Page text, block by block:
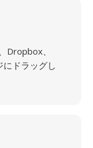
Dropbox、
ドラッグし